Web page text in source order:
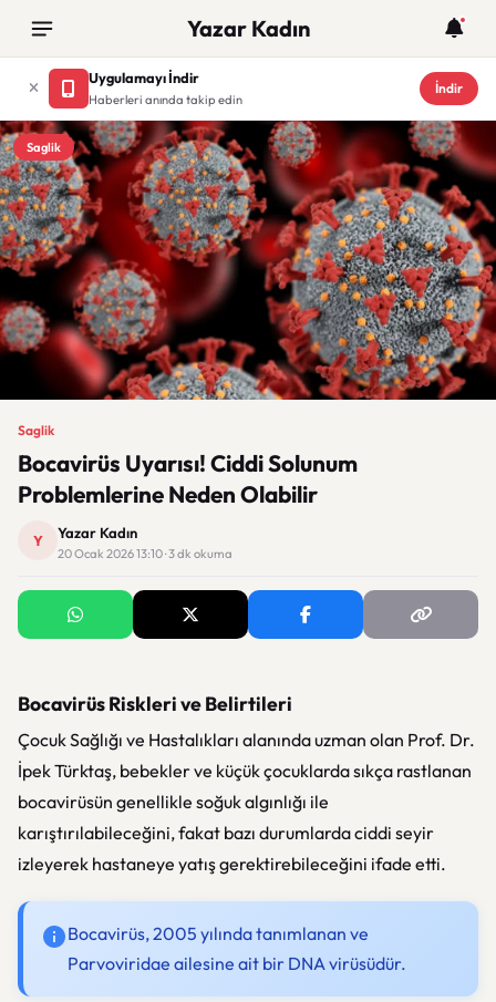
Yazar Kadın
Uygulamayı İndir
Haberleri anında takip edin
İndir
Saglik
Saglik
Bocavirüs Uyarısı! Ciddi Solunum
Problemlerine Neden Olabilir
Y Yazar Kadın
20 Ocak 2026 13:10 · 3 dk okuma
Bocavirüs Riskleri ve Belirtileri
Çocuk Sağlığı ve Hastalıkları alanında uzman olan Prof. Dr.
İpek Türktaş, bebekler ve küçük çocuklarda sıkça rastlanan
bocavirüsün genellikle soğuk algınlığı ile
karıştırılabileceğini, fakat bazı durumlarda ciddi seyir
izleyerek hastaneye yatış gerektirebileceğini ifade etti.
Bocavirüs, 2005 yılında tanımlanan ve
Parvoviridae ailesine ait bir DNA virüsüdür.